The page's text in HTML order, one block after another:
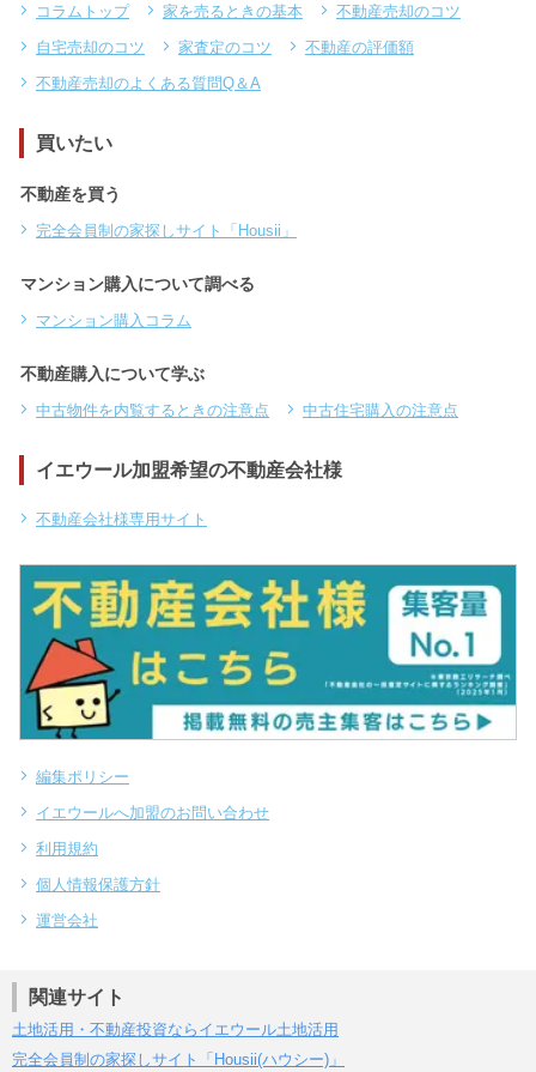
コラムトップ 家を売るときの基本
不動産売却のコツ
自宅売却のコツ
家査定のコツ
不動産の評価額
不動産売却のよくある質問Q＆A
買いたい
不動産を買う
完全会員制の家探しサイト「Housii」
マンション購入について調べる
マンション購入コラム
不動産購入について学ぶ
中古物件を内覧するときの注意点 中古住宅購入の注意点
イエウール加盟希望の不動産会社様
不動産会社様専用サイト
編集ポリシー
イエウールへ加盟のお問い合わせ
利用規約
個人情報保護方針
運営会社
関連サイト
土地活用・不動産投資ならイエウール土地活用
完全会員制の家探しサイト「Housii(ハウシー)」